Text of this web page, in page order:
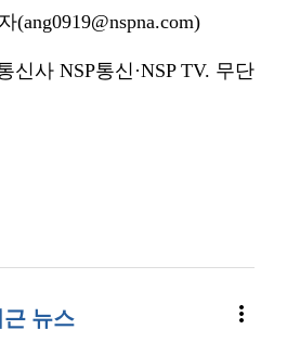
(ang0919@nspna.com)
사 NSP통신·NSP TV. 무단
뉴스 more_vert